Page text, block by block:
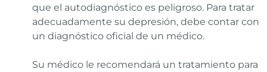
que el autodiagnóstico es peligroso. Para tratar
adecuadamente su depresión, debe contar con
un diagnóstico oficial de un médico.
Su médico le recomendará un tratamiento para